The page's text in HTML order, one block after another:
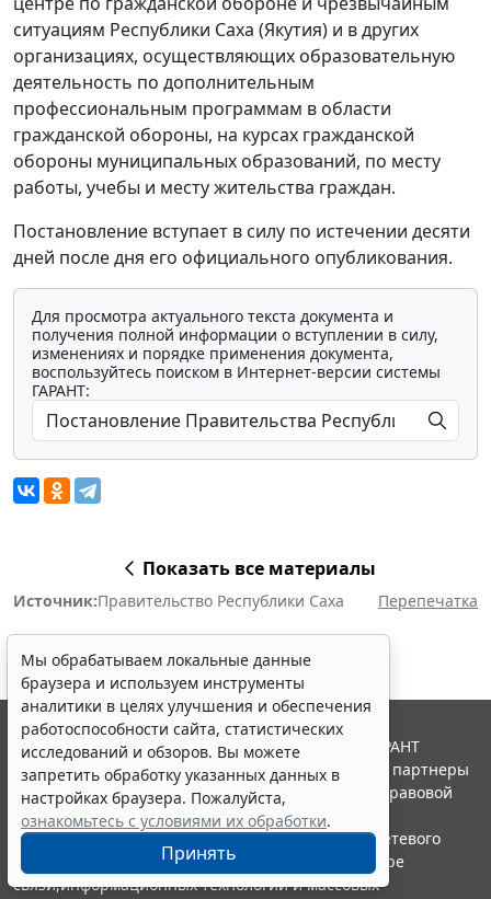
ситуациям Республики Саха (Якутия) и в других
организациях, осуществляющих образовательную
деятельность по дополнительным
профессиональным программам в области
гражданской обороны, на курсах гражданской
обороны муниципальных образований, по месту
работы, учебы и месту жительства граждан.
Постановление вступает в силу по истечении десяти
дней после дня его официального опубликования.
Для просмотра актуального текста документа и
получения полной информации о вступлении в силу,
изменениях и порядке применения документа,
воспользуйтесь поиском в Интернет-версии системы
ГАРАНТ:
Показать все материалы
Источник:Правительство Республики Саха Перепечатка
Мы обрабатываем локальные данные
браузера и используем инструменты
аналитики в целях улучшения и обеспечения
работоспособности сайта, статистических
исследований и обзоров. Вы можете
запретить обработку указанных данных в
настройках браузера. Пожалуйста,
ознакомьтесь с условиями их обработки.
Принять
© ООО "НПП "ГАРАНТ-СЕРВИС", 2026. Система ГАРАНТ
выпускается с 1990 года. Компания "Гарант" и ее партнеры
являются участниками Российской ассоциации правовой
информации ГАРАНТ.
Портал ГАРАНТ.РУ зарегистрирован в качестве сетевого
издания Федеральной службой по надзору в сфере
связи,информационных технологий и массовых